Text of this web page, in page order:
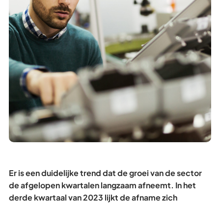
Er is een duidelijke trend dat de groei van de sector
de afgelopen kwartalen langzaam afneemt. In het
derde kwartaal van 2023 lijkt de afname zich